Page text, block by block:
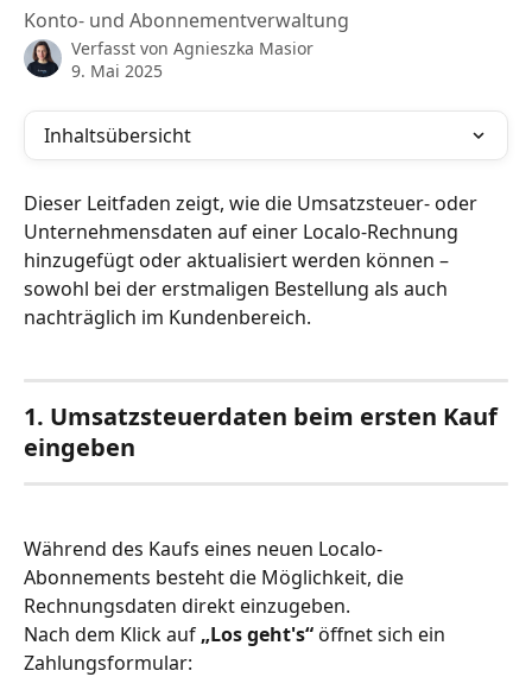
Konto- und Abonnementverwaltung
Verfasst von Agnieszka Masior
9. Mai 2025
Inhaltsübersicht
Dieser Leitfaden zeigt, wie die Umsatzsteuer- oder
Unternehmensdaten auf einer Localo-Rechnung
hinzugefügt oder aktualisiert werden können –
sowohl bei der erstmaligen Bestellung als auch
nachträglich im Kundenbereich.
1. Umsatzsteuerdaten beim ersten Kauf
eingeben
Während des Kaufs eines neuen Localo-
Abonnements besteht die Möglichkeit, die
Rechnungsdaten direkt einzugeben.
Nach dem Klick auf „Los geht's“ öffnet sich ein
Zahlungsformular: